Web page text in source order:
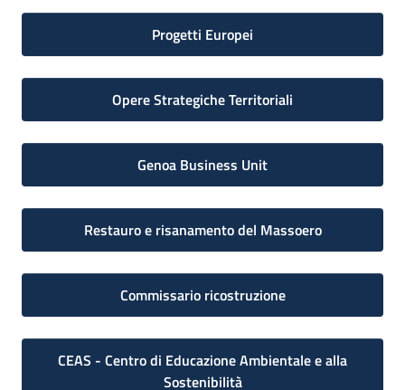
Progetti Europei
Opere Strategiche Territoriali
Genoa Business Unit
Restauro e risanamento del Massoero
Commissario ricostruzione
CEAS - Centro di Educazione Ambientale e alla
Sostenibilità